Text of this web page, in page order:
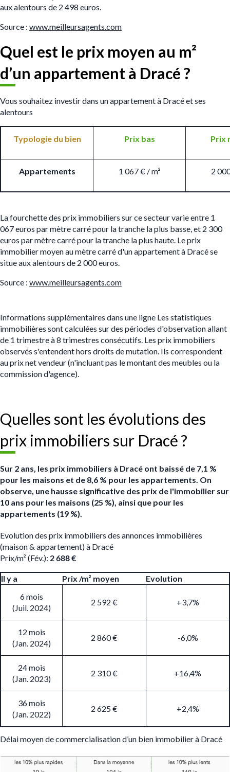
aux alentours de 2 498 euros.
Source : www.meilleursagents.com
Quel est le prix moyen au m²
d’un appartement à Dracé ?
Vous souhaitez investir dans un appartement à Dracé et ses
alentours
Typologie du bien Prix bas Prix
Appartements 1 067 € / m² 2
La fourchette des prix immobiliers sur ce secteur varie entre 1
067 euros par mètre carré pour la tranche la plus basse, et 2 300
euros par mètre carré pour la tranche la plus haute. Le prix
immobilier moyen au mètre carré d'un appartement à Dracé se
situe aux alentours de 2 000 euros.
Source : www.meilleursagents.com
Informations supplémentaires dans une ligne Les statistiques
immobilières sont calculées sur des périodes d'observation allant
de 1 trimestre à 8 trimestres consécutifs. Les prix immobiliers
observés s'entendent hors droits de mutation. Ils correspondent
au prix net vendeur (n'incluant pas le montant des meubles ou la
commission d'agence).
Quelles sont les évolutions des
prix immobiliers sur Dracé ?
Sur 2 ans, les prix immobiliers à Dracé ont baissé de 7,1 %
pour les maisons et de 8,6 % pour les appartements. On
observe, une hausse significative des prix de l'immobilier sur
10 ans pour les maisons (25 %), ainsi que pour les
appartements (19 %).
Evolution des prix immobiliers des annonces immobilières
(maison & appartement) à Dracé
Prix/m² (Fév.): 2 688 €
Il y a Prix /m² moyen
Evolution
6 mois
(Juil. 2024)
2 592 € +3,7%
12 mois
(Jan. 2024)
2 860 € -6,0%
24 mois
(Jan. 2023)
2 310 € +16,4%
36 mois
(Jan. 2022)
2 625 € +2,4%
Délai moyen de commercialisation d’un bien immobilier à Dracé